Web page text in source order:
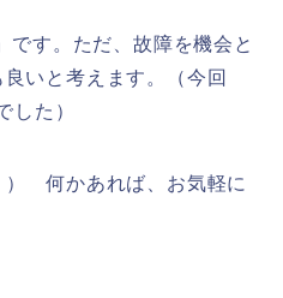
す。ただ、故障を機会と
いと考えます。（今回
した）
） 何かあれば、お気軽に